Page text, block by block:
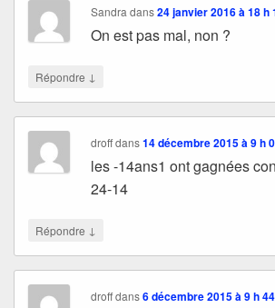
Sandra dans24 janvier 2016 à 18 h
On est pas mal, non ?
Répondre ↓
droffdans14 décembre 2015 à 9 h
les -14ans1 ont gagnées
24-14
Répondre ↓
droffdans6 décembre 2015 à 9 h